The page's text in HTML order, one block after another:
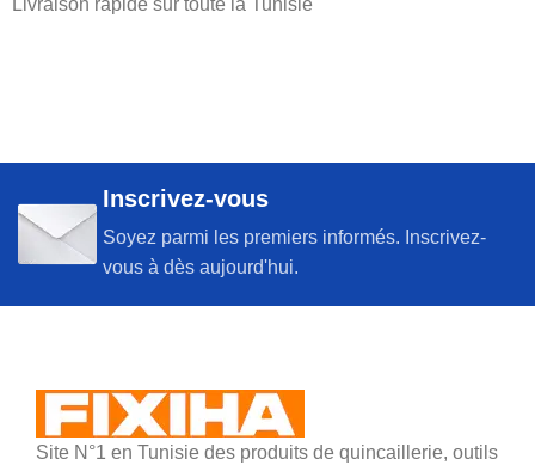
Livraison rapide sur toute la Tunisie
Inscrivez-vous
Soyez parmi les premiers informés. Inscrivez-
vous à dès aujourd'hui.
Site N°1 en Tunisie des produits de quincaillerie, outils